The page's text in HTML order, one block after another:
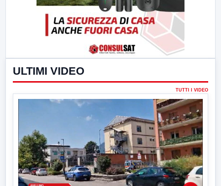
ULTIMI VIDEO
TUTTI I VIDEO